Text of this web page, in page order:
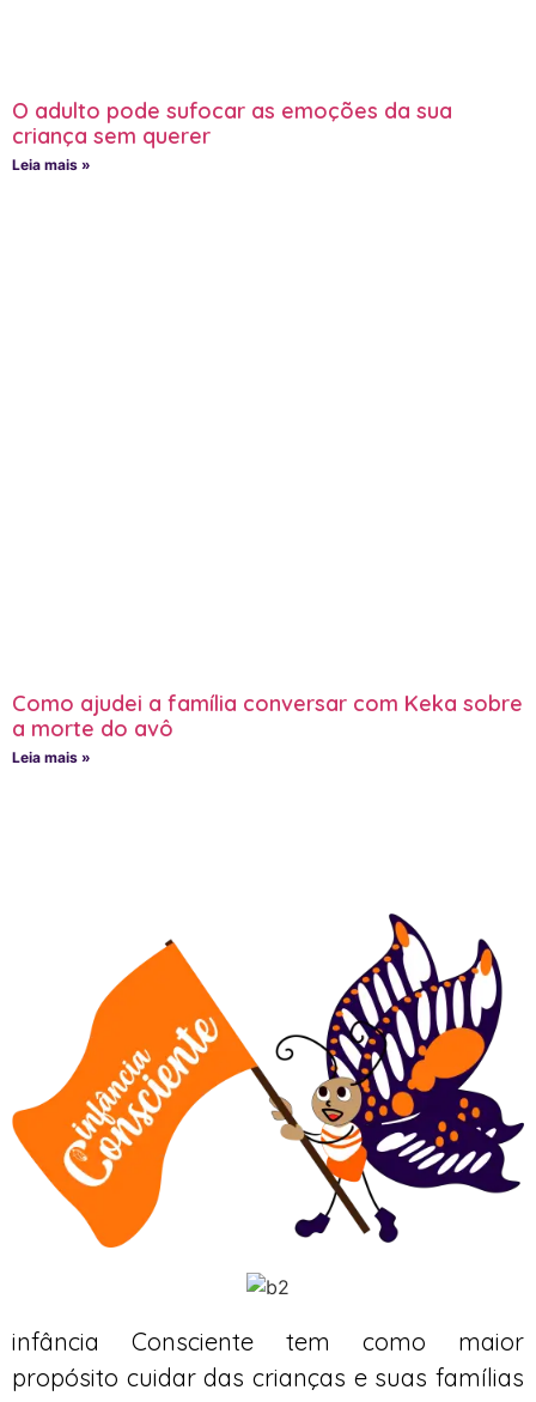
O adulto pode sufocar as emoções da sua
criança sem querer
Leia mais »
Como ajudei a família conversar com Keka sobre
a morte do avô
Leia mais »
infância Consciente tem como maior
propósito cuidar das crianças e suas famílias